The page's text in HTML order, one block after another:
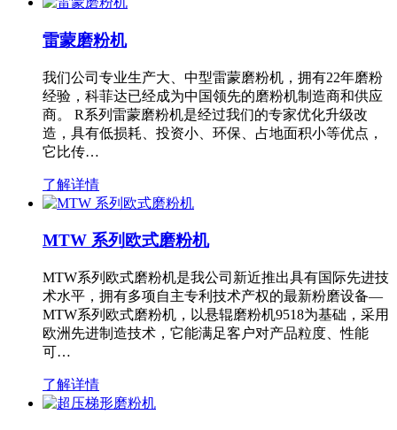
雷蒙磨粉机
我们公司专业生产大、中型雷蒙磨粉机，拥有22年磨粉
经验，科菲达已经成为中国领先的磨粉机制造商和供应
商。 R系列雷蒙磨粉机是经过我们的专家优化升级改
造，具有低损耗、投资小、环保、占地面积小等优点，
它比传…
了解详情
MTW 系列欧式磨粉机
MTW系列欧式磨粉机是我公司新近推出具有国际先进技
术水平，拥有多项自主专利技术产权的最新粉磨设备—
MTW系列欧式磨粉机，以悬辊磨粉机9518为基础，采用
欧洲先进制造技术，它能满足客户对产品粒度、性能
可…
了解详情